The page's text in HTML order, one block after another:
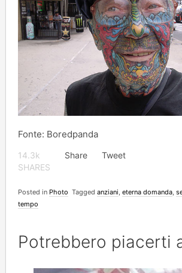
Fonte: Boredpanda
14.3k
SHARES
Share Tweet
Posted in Photo Tagged anziani, eterna domanda,
tempo
Potrebbero piacerti